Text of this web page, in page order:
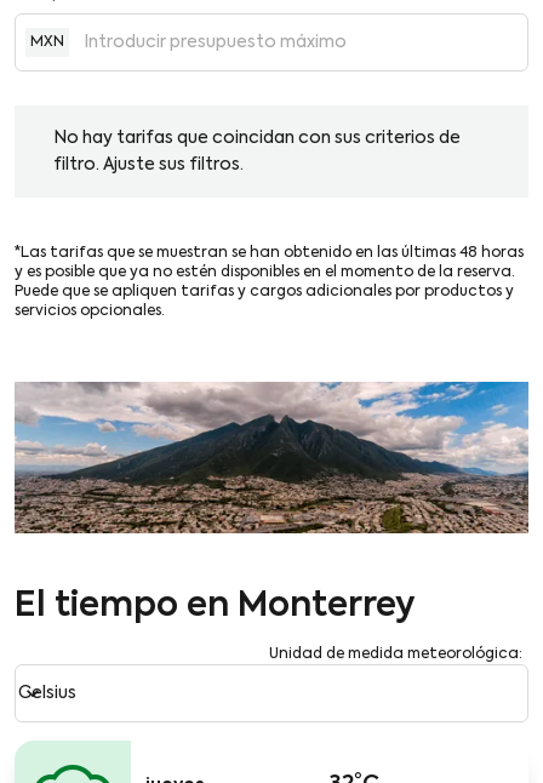
MXN
No hay tarifas que coincidan con sus criterios de
filtro. Ajuste sus filtros.
*Las tarifas que se muestran se han obtenido en las últimas 48 horas
y es posible que ya no estén disponibles en el momento de la reserva.
Puede que se apliquen tarifas y cargos adicionales por productos y
servicios opcionales.
El tiempo en Monterrey
Unidad de medida meteorológica:
Weather unit option Celsius Selected
Celsius
keyboard_arrow_down